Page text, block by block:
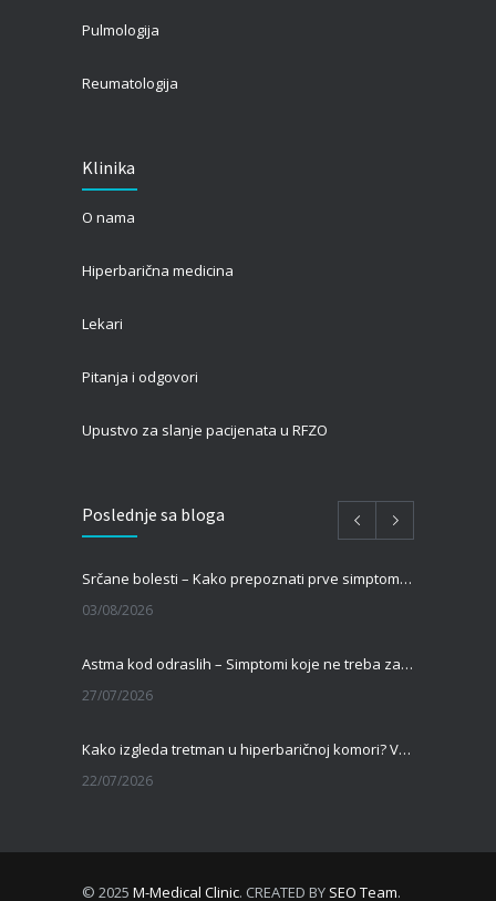
Pulmologija
Reumatologija
Klinika
O nama
Hiperbarična medicina
Lekari
Pitanja i odgovori
Upustvo za slanje pacijenata u RFZO
Poslednje sa bloga
Srčane bolesti – Kako prepoznati prve simptome i kada je vreme za pregled kod kardiologa?
03/08/2026
Astma kod odraslih – Simptomi koje ne treba zanemariti
27/07/2026
Kako izgleda tretman u hiperbaričnoj komori? Vodič za pacijente pre prve terapije
22/07/2026
© 2025 M-Medical Clinic. CREATED BY SEO Team.